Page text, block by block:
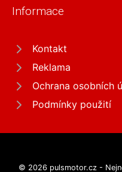
Informace
Kontakt
Reklama
Ochrana osobních
Podmínky použití
© 2026 pulsmotor.cz -